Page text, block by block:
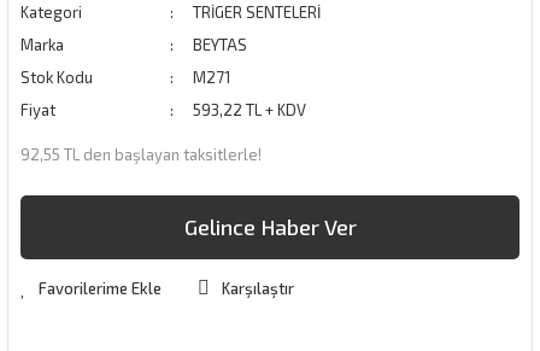
Kategori
TRİGER SENTELERİ
Marka
BEYTAS
Stok Kodu
M271
Fiyat
593,22 TL + KDV
92,55 TL den başlayan taksitlerle!
Gelince Haber Ver
Karşılaştır